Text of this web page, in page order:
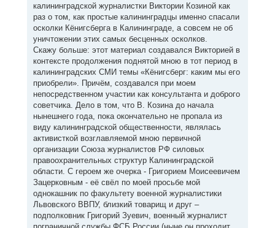
калининградской журналистки Виктории Козиной как
раз о том, как простые калининградцы именно спасали
осколки Кёнигсберга в Калининграде, а совсем не об
уничтожении этих самых бесценных осколков.
Скажу больше: этот материал создавался Викторией в
контексте продолжения поднятой мною в тот период в
калининградских СМИ темы «Кёнигсберг: каким мы его
приобрели». Причём, создавался при моем
непосредственном участии как консультанта и доброго
советчика. Дело в том, что В. Козина до начала
нынешнего года, пока окончательно не пропала из
виду калининградской общественности, являлась
активисткой возглавляемой мною первичной
организации Союза журналистов РФ силовых
правоохранительных структур Калининградской
области. С героем же очерка - Григорием Моисеевичем
Зацерковным - её свёл по моей просьбе мой
однокашник по факультету военной журналистики
Львовского ВВПУ, близкий товарищ и друг –
подполковник Григорий Зуевич, военный журналист